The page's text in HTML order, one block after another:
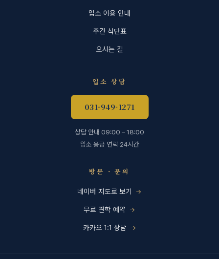
입소 이용 안내
주간 식단표
오시는 길
입소 상담
031-949-1271
상담 안내 09:00 – 18:00
입소 응급 연락 24시간
방문 · 문의
네이버 지도로 보기
무료 견학 예약
카카오 1:1 상담